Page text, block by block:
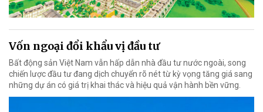
Vốn ngoại đổi khẩu vị đầu tư
Bất động sản Việt Nam vẫn hấp dẫn nhà đầu tư nước ngoài, song
chiến lược đầu tư đang dịch chuyển rõ nét từ kỳ vọng tăng giá sang
những dự án có giá trị khai thác và hiệu quả vận hành bền vững.